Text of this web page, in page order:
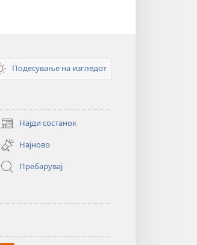
Подесување на изгледот
Најди состанок
(opens
new
window)
Најново
Пребарувај